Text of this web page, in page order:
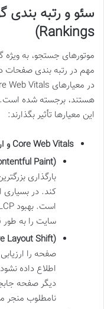
Rankings)
موتورهای جستجو، به
مهم در رتبه بندی صفحات
هستند، برجسته شده است.
این معیارها تأثیر بگذارند:
Core Web Vitals و ارتباط مستقیم با تصاویر:
Paint):
بارگذاری
کند. در
سایت را به
Layout Shift):
صفحه را
اطلاع داده
نامطلوب منجر